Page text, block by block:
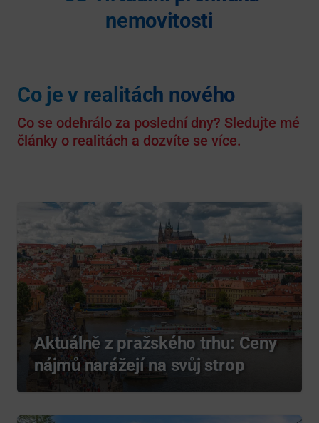
nemovitosti
Co je v realitách nového
Co se odehrálo za poslední dny? Sledujte mé
články o realitách a dozvíte se více.
Aktuálně z pražského trhu: Ceny
nájmů narážejí na svůj strop